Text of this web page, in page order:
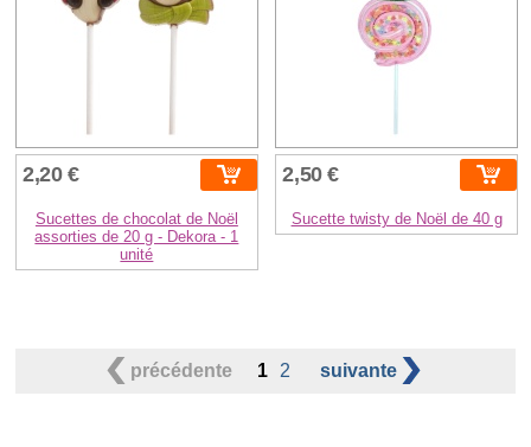
2,20 €
Sucettes de chocolat de Noël
assorties de 20 g - Dekora - 1
unité
2,50 €
Sucette twisty de Noël de 40 g
précédente 1 2 suivante